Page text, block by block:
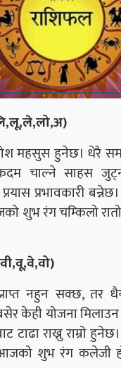
महसुस हुनेछ। धेरै
कदम चाल्ने साहस
प्रभावकारी
शुभ रंग चम्किलो
नहुन सक्छ, तर
केही योजना
टाढा राख्नु राम्रो
आजको शुभ रंग कलेजी